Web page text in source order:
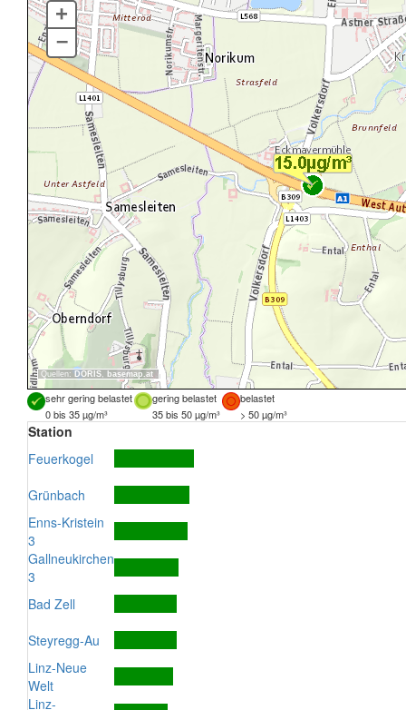
Quellen: DORIS, basemap.at
+
–
sehr gering belastet gering belastet
belastet
0 bis 35 µg/m³
35 bis 50 µg/m³ > 50 µg/m³
Station
Feuerkogel
Grünbach
Enns-Kristein
3
Gallneukirchen
3
Bad Zell
Steyregg-Au
Linz-Neue
Welt
Linz-